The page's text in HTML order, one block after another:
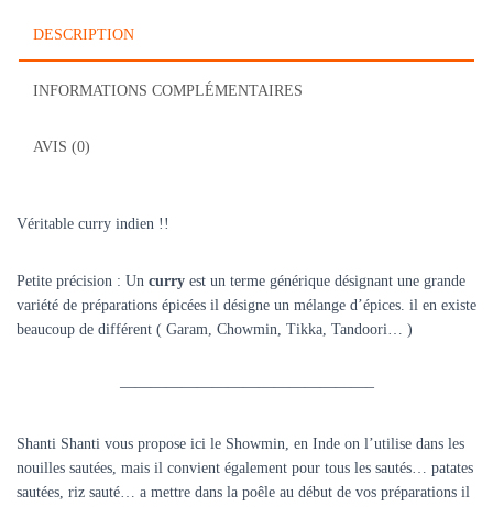
DESCRIPTION
INFORMATIONS COMPLÉMENTAIRES
AVIS (0)
Véritable curry indien !!
Petite précision : Un curry est un terme générique désignant une grande
variété de préparations épicées il désigne un mélange d’épices. il en existe
beaucoup de différent ( Garam, Chowmin, Tikka, Tandoori… )
————————————————–
Shanti Shanti vous propose ici le Showmin, en Inde on l’utilise dans les
nouilles sautées, mais il convient également pour tous les sautés… patates
sautées, riz sauté… a mettre dans la poêle au début de vos préparations il